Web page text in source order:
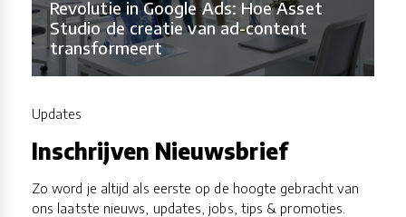
Revolutie in Google Ads: Hoe Asset
Studio de creatie van ad-content
transformeert
Updates
Inschrijven Nieuwsbrief
Zo word je altijd als eerste op de hoogte gebracht van
ons laatste nieuws, updates, jobs, tips & promoties.